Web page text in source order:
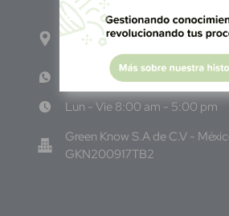
Calle Pitágoras 234, Col.
Alcaldía Benito Juárez, C.P.
WhatsApp: +52 33 140 76342
Lun - Vie 8:00 am - 5:00 pm
Green Know S.A de C.V -
GKN200917TB2